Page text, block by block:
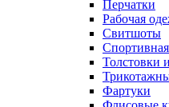
Перчатки
Рабочая
Свитшоты
Толстовки
Фартуки